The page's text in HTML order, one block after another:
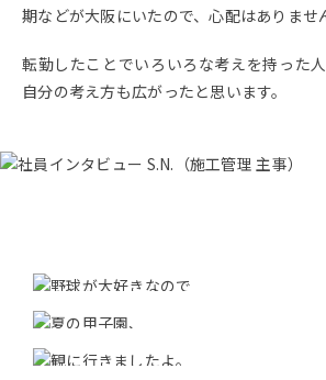
期などが大阪にいたので、心配はありませ
転勤したことでいろいろな考えを持った人
自分の考え方も広がったと思います。